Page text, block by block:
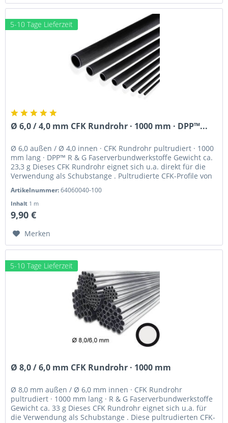
5-10 Tage Lieferzeit
Ø 6,0 / 4,0 mm CFK Rundrohr · 1000 mm · DPP™...
Ø 6,0 außen / Ø 4,0 innen · CFK Rundrohr pultrudiert · 1000
mm lang · DPP™ R & G Faserverbundwerkstoffe Gewicht ca.
23,3 g Dieses CFK Rundrohr eignet sich u.a. direkt für die
Verwendung als Schubstange . Pultrudierte CFK-Profile von
Artikelnummer:64060040-100
Inhalt 1 m
9,90 €
Merken
5-10 Tage Lieferzeit
Ø 8,0 / 6,0 mm CFK Rundrohr · 1000 mm
Ø 8,0 mm außen / Ø 6,0 mm innen · CFK Rundrohr
pultrudiert · 1000 mm lang · R & G Faserverbundwerkstoffe
Gewicht ca. 33 g Dieses CFK Rundrohr eignet sich u.a. für
die Verwendung als Schubstange . Diese pultrudierten CFK-